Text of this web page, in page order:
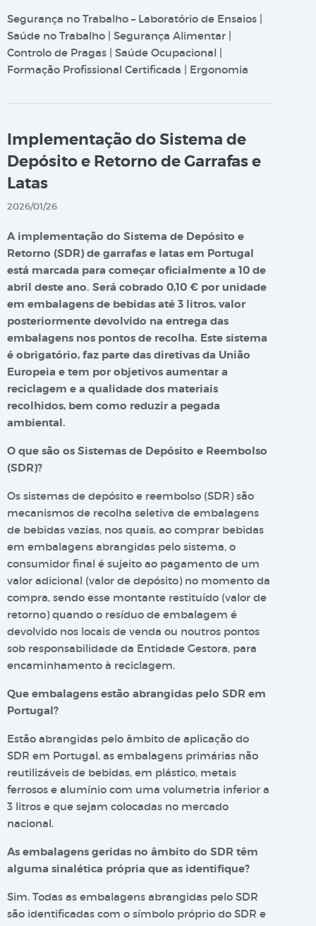
Segurança no Trabalho – Laboratório de Ensaios |
Saúde no Trabalho | Segurança Alimentar |
Controlo de Pragas | Saúde Ocupacional |
Formação Profissional Certificada | Ergonomia
Implementação do Sistema de
Depósito e Retorno de Garrafas e
Latas
2026/01/26
A implementação do Sistema de Depósito e
Retorno (SDR) de garrafas e latas em Portugal
está marcada para começar oficialmente a 10 de
abril deste ano. Será cobrado 0,10 € por unidade
em embalagens de bebidas até 3 litros, valor
posteriormente devolvido na entrega das
embalagens nos pontos de recolha. Este sistema
é obrigatório, faz parte das diretivas da União
Europeia e tem por objetivos aumentar a
reciclagem e a qualidade dos materiais
recolhidos, bem como reduzir a pegada
ambiental.
O que são os Sistemas de Depósito e Reembolso
(SDR)?
Os sistemas de depósito e reembolso (SDR) são
mecanismos de recolha seletiva de embalagens
de bebidas vazias, nos quais, ao comprar bebidas
em embalagens abrangidas pelo sistema, o
consumidor final é sujeito ao pagamento de um
valor adicional (valor de depósito) no momento da
compra, sendo esse montante restituído (valor de
retorno) quando o resíduo de embalagem é
devolvido nos locais de venda ou noutros pontos
sob responsabilidade da Entidade Gestora, para
encaminhamento à reciclagem.
Que embalagens estão abrangidas pelo SDR em
Portugal?
Estão abrangidas pelo âmbito de aplicação do
SDR em Portugal, as embalagens primárias não
reutilizáveis de bebidas, em plástico, metais
ferrosos e alumínio com uma volumetria inferior a
3 litros e que sejam colocadas no mercado
nacional.
As embalagens geridas no âmbito do SDR têm
alguma sinalética própria que as identifique?
Sim. Todas as embalagens abrangidas pelo SDR
são identificadas com o símbolo próprio do SDR e